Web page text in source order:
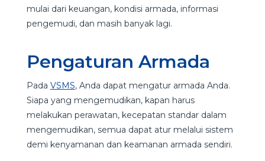
mulai dari keuangan, kondisi armada, informasi
pengemudi, dan masih banyak lagi.
Pengaturan Armada
Pada VSMS, Anda dapat mengatur armada Anda.
Siapa yang mengemudikan, kapan harus
melakukan perawatan, kecepatan standar dalam
mengemudikan, semua dapat atur melalui sistem
demi kenyamanan dan keamanan armada sendiri.